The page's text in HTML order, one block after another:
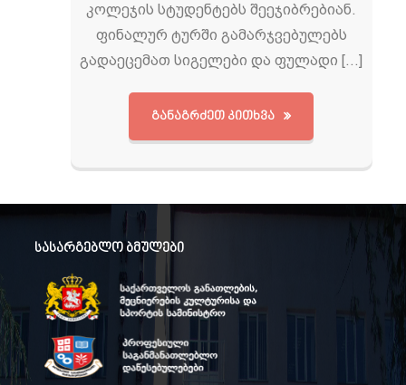
კოლეჯის სტუდენტებს შეეჯიბრებიან.
ფინალურ ტურში გამარჯვებულებს
გადაეცემათ სიგელები და ფულადი […]
ᲒᲐᲜᲐᲒᲠᲫᲔᲗ ᲙᲘᲗᲮᲕᲐ
სასარგებლო ბმულები